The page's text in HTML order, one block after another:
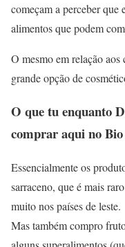
começam a perceber que
alimentos que podem
O mesmo em relação
grande opção de
O que tu enquanto
comprar aqui no
Essencialmente os
sarraceno, que é mais
muito nos países de leste.
Mas também compro